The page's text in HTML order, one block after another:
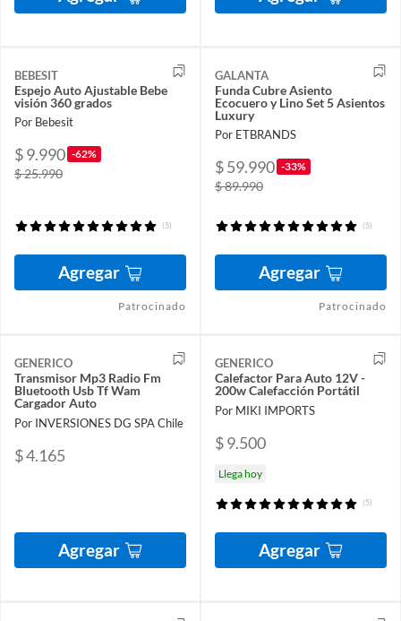
BEBESIT
Espejo Auto Ajustable Bebe
visión 360 grados
Por Bebesit
$ 9.990 -62%
$ 25.990
(5)
Agregar
Patrocinado
GALANTA
Funda Cubre Asiento
Ecocuero y Lino Set 5 Asientos
Luxury
Por ETBRANDS
$ 59.990 -33%
$ 89.990
(5)
Agregar
Patrocinado
GENERICO
Transmisor Mp3 Radio Fm
Bluetooth Usb Tf Wam
Cargador Auto
Por INVERSIONES DG SPA Chile
$ 4.165
Agregar
GENERICO
Calefactor Para Auto 12V -
200w Calefacción Portátil
Por MIKI IMPORTS
$ 9.500
Llega hoy
(5)
Agregar